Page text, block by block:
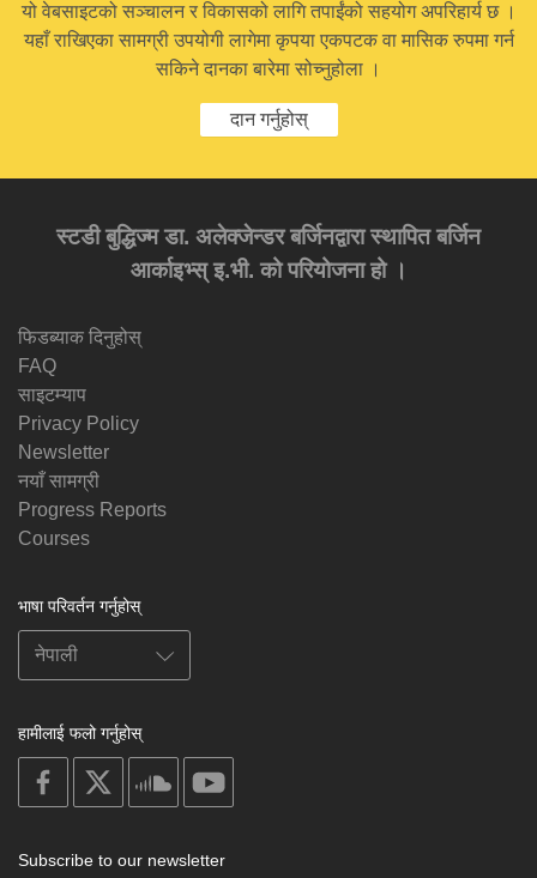
यो वेबसाइटको सञ्चालन र विकासको लागि तपाईंको सहयोग अपरिहार्य छ ।
यहाँ राखिएका सामग्री उपयोगी लागेमा कृपया एकपटक वा मासिक रुपमा गर्न
सकिने दानका बारेमा सोच्नुहोला ।
दान गर्नुहोस्
स्टडी बुद्धिज्म डा. अलेक्जेन्डर बर्जिनद्वारा स्थापित बर्जिन
आर्काइभ्स् इ.भी. को परियोजना हो ।
फिडब्याक दिनुहोस्
FAQ
साइटम्याप
Privacy Policy
Newsletter
नयाँ सामग्री
Progress Reports
Courses
भाषा परिवर्तन गर्नुहोस्
हामीलाई फलो गर्नुहोस्
on
facebook
soundcloud
Subscribe to our newsletter